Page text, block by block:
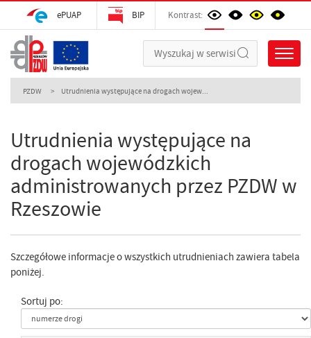
ePUAP BIP Kontrast:
PZDW Utrudnienia występujące na drogach wojew...
Utrudnienia występujące na
drogach wojewódzkich
administrowanych przez PZDW w
Rzeszowie
Szczegółowe informacje o wszystkich utrudnieniach zawiera tabela
poniżej.
Sortuj po: